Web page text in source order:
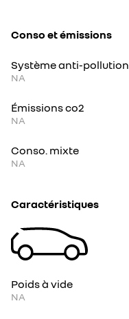
Conso et émissions
Système anti-pollution
NA
Émissions co2
NA
Conso. mixte
NA
Caractéristiques
Poids à vide
NA